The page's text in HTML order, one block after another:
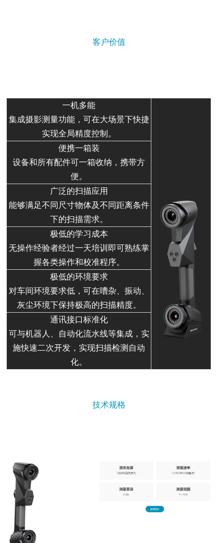
客户价值
一机多能
集成摄影测量功能，可在大场景下快捷
实现全局精度控制。
便携一箱装
设备和所有配件可一箱收纳，携带方
便。
广泛的扫描应用
能够满足不同尺寸物体及不同距离条件
下的扫描需求。
极低的学习成本
无操作经验者经过一天培训即可熟练掌
握各类操作和校准程序。
极低的环境要求
对车间环境要求低，可在嘈杂、振动、
灰尘环境下保持极高的扫描精度。
通讯接口标准化
可与机器人、自动化流水线等集成，实
施快速二次开发，实现扫描检测自动
化。
技术规格